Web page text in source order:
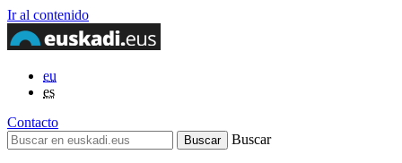
Ir al contenido
eu
es
Contacto
Buscar